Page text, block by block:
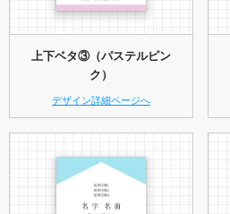
上下ベタ③（パステルピン
ク）
デザイン詳細ページへ